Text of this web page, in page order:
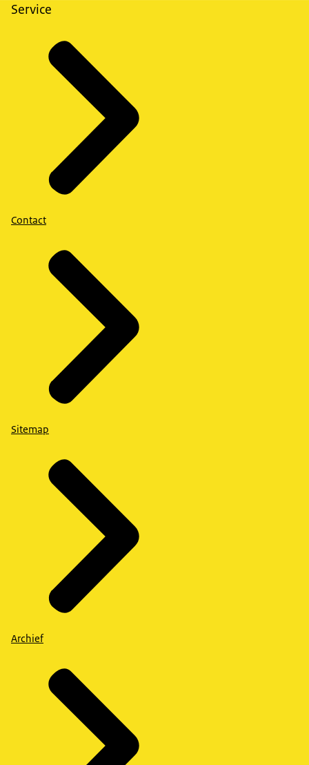
Service
Contact
Sitemap
Archief